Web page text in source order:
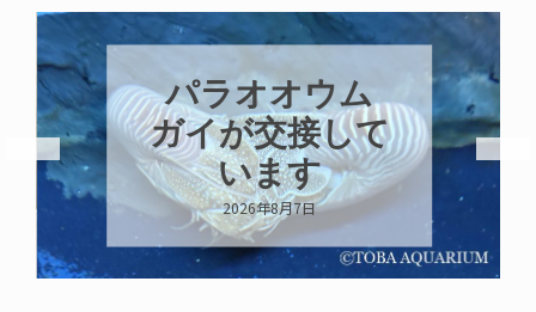
パラオオウム
ガイが交接して
います
2026年8月7日